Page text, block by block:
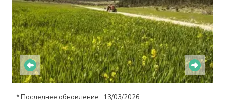
* Последнее обновление : 13/03/2026